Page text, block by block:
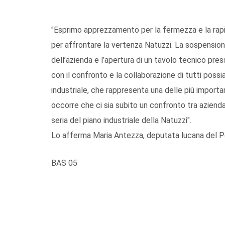
"Esprimo apprezzamento per la fermezza e la
per affrontare la vertenza Natuzzi. La
dell’azienda e l’apertura di un tavolo tecnico
con il confronto e la collaborazione di tutti
industriale, che rappresenta una delle più
occorre che ci sia subito un confronto tra
seria del piano industriale della Natuzzi".
Lo afferma Maria Antezza, deputata lucana del
BAS 05